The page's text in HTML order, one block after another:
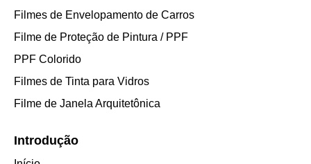
Filmes de Envelopamento de Carros
Filme de Proteção de Pintura / PPF
PPF Colorido
Filmes de Tinta para Vidros
Filme de Janela Arquitetônica
Introdução